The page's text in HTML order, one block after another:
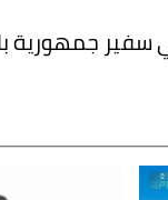
سفير جمهورية